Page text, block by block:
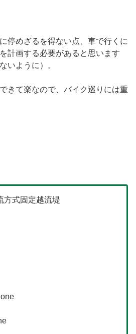
停めざるを得ない点、車で行くに
計画する必要があると思います
いように）。
きて楽なので、バイク巡りには重
方式固定越流堤